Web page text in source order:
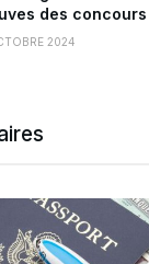
des concours
2024